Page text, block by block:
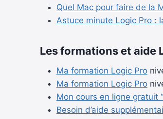
Quel Mac pour faire de la
Astuce minute Logic Pro :
Les formations et aide
Ma formation Logic Pro
Ma formation Logic Pro
Mon cours en ligne gratuit
Besoin d’aide